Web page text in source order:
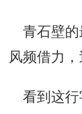
青石壁的
风频借力
看到这行